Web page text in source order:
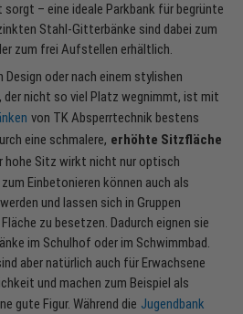
– eine ideale Parkbank für begrünte
Stahl-Gitterbänke sind dabei zum
zum frei Aufstellen erhältlich.
Design oder nach einem stylishen
nicht so viel Platz wegnimmt, ist mit
von TK Absperrtechnik bestens
eine schmalere, erhöhte Sitzfläche
hohe Sitz wirkt nicht nur optisch
Einbetonieren können auch als
und lassen sich in Gruppen
zu besetzen. Dadurch eignen sie
im Schulhof oder im Schwimmbad.
aber natürlich auch für Erwachsene
und machen zum Beispiel als
gute Figur. Während die Jugendbank